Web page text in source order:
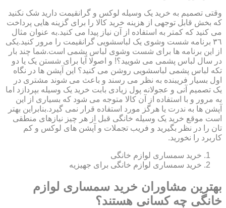
وقتی تصمیم به خرید یک وسیله لوکس و گرانقیمت دارید شک نکنید
که بخش قابل توجهی از هزینه خرید کالا را برای گزینه هایی پرداخت
می کنید که کمتر به استفاده از آن نیاز پیدا می کنید.به عنوان مثال
٣٦ برنامه شست وشوی یک لباسشویی گرانقیمت را مرور کنید.یکی
از این برنامه ها برای شست وشوی لباس پشمی است.شما چند بار
در سال لباس پشمی می شویید؟! و اصولا آیا برای شستن یک یا دو
تکه لباس پشمی لباسشویی روشن می کنید؟ این آپشن ها در نگاه
اول بسیار فریبنده به نظر می رسند و باعث می شوند مشتری در
یک تصمیم آنی و عجولانه پول زیادی بابت خرید یک وسیله بپردازد اما
به مرور و با استفاده از آن کالا متوجه می شود که بسیاری از این
آپشن ها به ندرت یا هرگز مورد استفاده قرار نمی گیرد.بنابراین بهتر
است موقع خرید یک وسیله خانگی قبل از هر چیز نیازهای منطقی
تان را در نظر بگیرید و فریب تجملات و آپشن های لوکس و کم
کاربرد را نخورید.
خرید سمساری لوازم خانگی
خرید سمساری لوازم خانگی برای جهیزیه
بهترین مشاوران خرید سمساری لوازم
خانگی چه کسانی هستند؟